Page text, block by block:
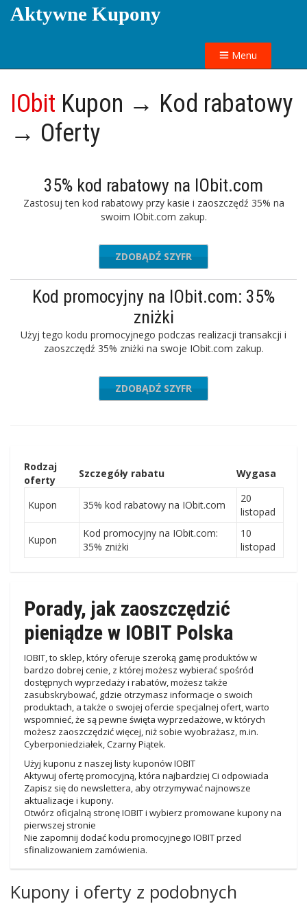
Aktywne Kupony
Menu
IObit Kupon → Kod rabatowy
→ Oferty
35% kod rabatowy na IObit.com
Zastosuj ten kod rabatowy przy kasie i zaoszczędź 35% na
swoim IObit.com zakup.
ELLIT40
ZDOBĄDŹ SZYFR
Kod promocyjny na IObit.com: 35%
zniżki
Użyj tego kodu promocyjnego podczas realizacji transakcji i
zaoszczędź 35% zniżki na swoje IObit.com zakup.
LRIGH35
ZDOBĄDŹ SZYFR
Rodzaj
oferty
Szczegóły rabatu Wygasa
Kupon 35% kod rabatowy na IObit.com
20
listopad
Kupon
Kod promocyjny na IObit.com:
35% zniżki
10
listopad
Porady, jak zaoszczędzić
pieniądze w IOBIT Polska
IOBIT, to sklep, który oferuje szeroką gamę produktów w
bardzo dobrej cenie, z której możesz wybierać spośród
dostępnych wyprzedaży i rabatów, możesz także
zasubskrybować, gdzie otrzymasz informacje o swoich
produktach, a także o swojej ofercie specjalnej ofert, warto
wspomnieć, że są pewne święta wyprzedażowe, w których
możesz zaoszczędzić więcej, niż sobie wyobrażasz, m.in.
Cyberponiedziałek, Czarny Piątek.
Użyj kuponu z naszej listy kuponów IOBIT
Aktywuj ofertę promocyjną, która najbardziej Ci odpowiada
Zapisz się do newslettera, aby otrzymywać najnowsze
aktualizacje i kupony.
Otwórz oficjalną stronę IOBIT i wybierz promowane kupony na
pierwszej stronie
Nie zapomnij dodać kodu promocyjnego IOBIT przed
sfinalizowaniem zamówienia.
Kupony i oferty z podobnych